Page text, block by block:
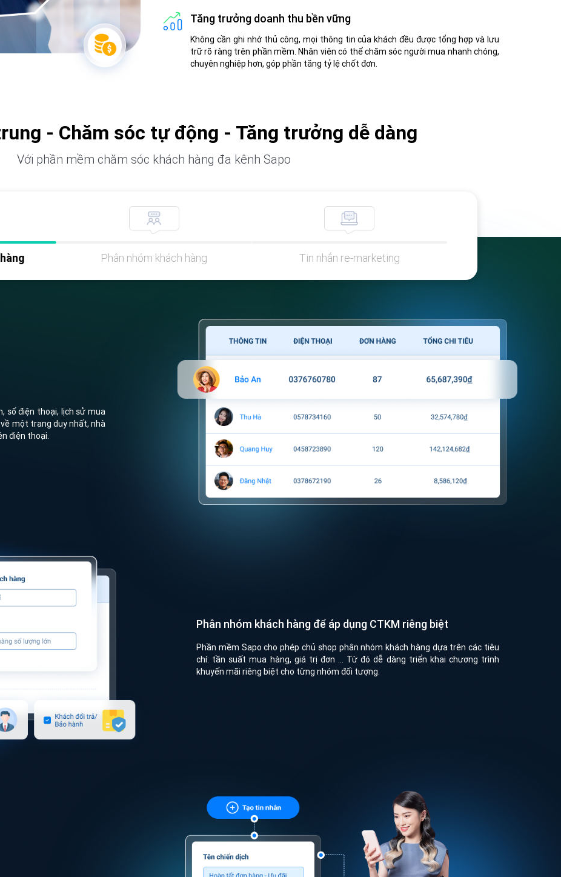
Tăng trưởng doanh thu bền vững
Không cần ghi nhớ thủ công, mọi thông tin của khách đều được tổng hợp và lưu
trữ rõ ràng trên phần mềm. Nhân viên có thể chăm sóc người mua nhanh chóng,
chuyên nghiệp hơn, góp phần tăng tỷ lệ chốt đơn.
- Chăm sóc tự động - Tăng trưởng dễ dàng
Với phần mềm chăm sóc khách hàng đa kênh Sapo
Phân nhóm khách hàng Tin nhắn re-marketing
số điện thoại, lịch sử mua
một trang duy nhất, nhà
điện thoại.
Phân nhóm khách hàng để áp dụng CTKM riêng biệt
Phần mềm Sapo cho phép chủ shop phân nhóm khách hàng dựa trên các tiêu
chí: tần suất mua hàng, giá trị đơn ... Từ đó dễ dàng triển khai chương trình
khuyến mãi riêng biệt cho từng nhóm đối tượng.